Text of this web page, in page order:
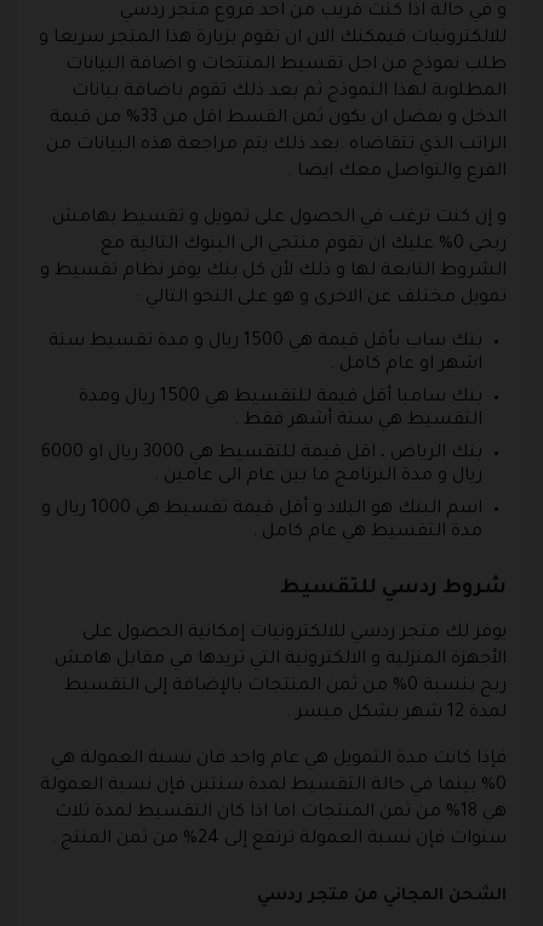
و في حالة اذا كنت قريب من احد فروع متجر ردسي
للالكترونيات فيمكنك الان ان تقوم بزيارة هذا المتجر سريعا و
طلب نموذج من اجل تقسيط المنتجات و اضافة البيانات
المطلوبة لهذا النموذج ثم بعد ذلك تقوم باضافة بيانات
الدخل و يفضل ان يكون ثمن القسط اقل من 33% من قيمة
الراتب الذي تتقاضاه .بعد ذلك يتم مراجعة هذه البيانات من
الفرع والتواصل معك ايضا .
و إن كنت ترغب في الحصول على تمويل و تقسيط بهامش
ربحي 0% عليك ان تقوم منتجي الى البنوك التالية مع
الشروط التابعة لها و ذلك لأن كل بنك يوفر نظام تقسيط و
تمويل مختلف عن الاخرى و هو على النحو التالي :
بنك ساب بأقل قيمة هي 1500 ريال و مدة تقسيط ستة
اشهر او عام كامل .
بنك سامبا أقل قيمة للتقسيط هي 1500 ريال ومدة
التقسيط هي ستة أشهر فقط .
بنك الرياض ، اقل قيمة للتقسيط هي 3000 ريال او 6000
ريال و مدة البرنامج ما بين عام الى عامين .
اسم البنك هو البلاد و أقل قيمة تقسيط هي 1000 ريال و
مدة التقسيط هي عام كامل .
شروط ردسي للتقسيط
يوفر لك متجر ردسي للالكترونيات إمكانية الحصول على
الأجهزة المنزلية و الالكترونية التي تريدها في مقابل هامش
ربح بنسبة 0% من ثمن المنتجات بالإضافة إلى التقسيط
لمدة 12 شهر بشكل ميسر .
فإذا كانت مدة التمويل هي عام واحد فان نسبة العمولة هي
0% بينما في حالة التقسيط لمدة سنتين فإن نسبة العمولة
هي 18% من ثمن المنتجات اما اذا كان التقسيط لمدة ثلاث
سنوات فإن نسبة العمولة ترتفع إلى 24% من ثمن المنتج .
الشحن المجاني من متجر ردسي